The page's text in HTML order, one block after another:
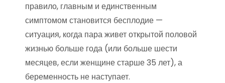
правило, главным и единственным
симптомом становится бесплодие —
ситуация, когда пара живет открытой половой
жизнью больше года (или больше шести
месяцев, если женщине старше 35 лет), а
беременность не наступает.